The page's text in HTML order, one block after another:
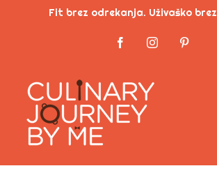
Fit brez odrekanja. Uživaško
FacebookInstagram